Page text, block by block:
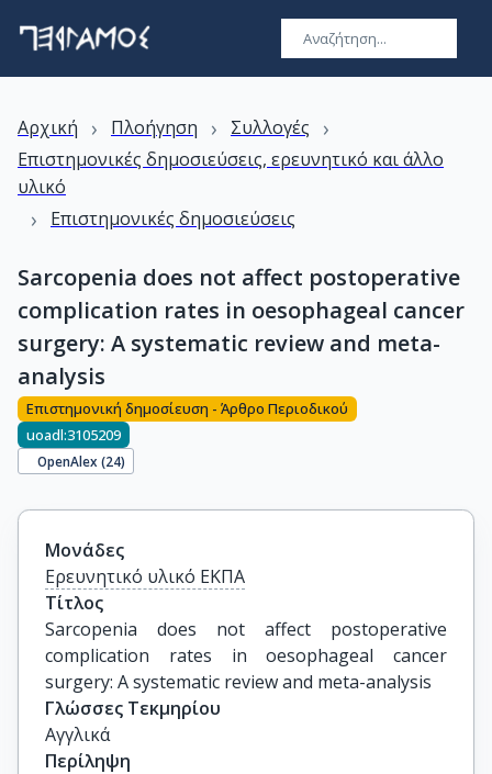
Αρχική › Πλοήγηση › Συλλογές ›
Επιστημονικές δημοσιεύσεις, ερευνητικό και άλλο
υλικό
› Επιστημονικές δημοσιεύσεις
Sarcopenia does not affect postoperative
complication rates in oesophageal cancer
surgery: A systematic review and meta-
analysis
Επιστημονική δημοσίευση - Άρθρο Περιοδικού
uoadl:3105209
OpenAlex (24)
Μονάδες
Ερευνητικό υλικό ΕΚΠΑ
Τίτλος
Sarcopenia does not affect postoperative
complication rates in oesophageal cancer
surgery: A systematic review and meta-analysis
Γλώσσες Τεκμηρίου
Αγγλικά
Περίληψη